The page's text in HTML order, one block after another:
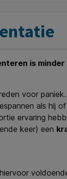
is
voor
als hij
ervaring
keer) een